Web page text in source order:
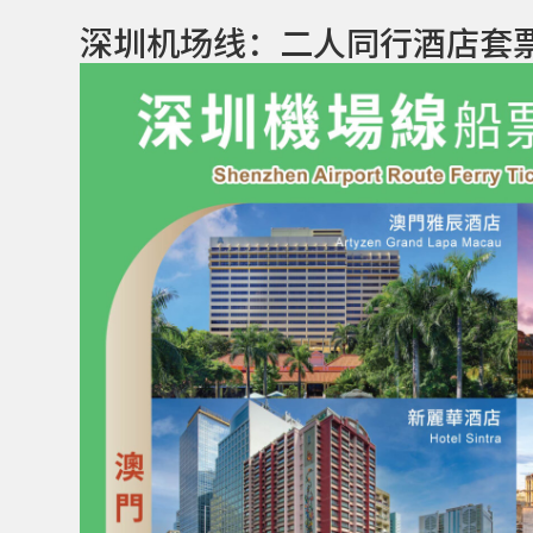
深圳机场线：二人同行酒店套